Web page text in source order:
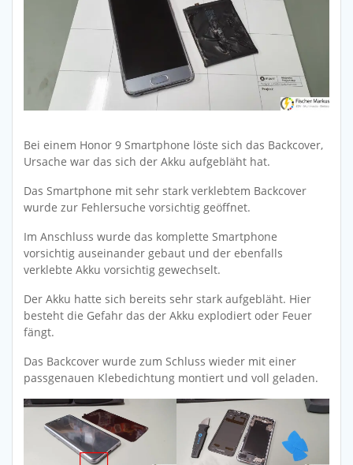
Bei einem Honor 9 Smartphone löste sich das Backcover,
Ursache war das sich der Akku aufgebläht hat.
Das Smartphone mit sehr stark verklebtem Backcover
wurde zur Fehlersuche vorsichtig geöffnet.
Im Anschluss wurde das komplette Smartphone
vorsichtig auseinander gebaut und der ebenfalls
verklebte Akku vorsichtig gewechselt.
Der Akku hatte sich bereits sehr stark aufgebläht. Hier
besteht die Gefahr das der Akku explodiert oder Feuer
fängt.
Das Backcover wurde zum Schluss wieder mit einer
passgenauen Klebedichtung montiert und voll geladen.